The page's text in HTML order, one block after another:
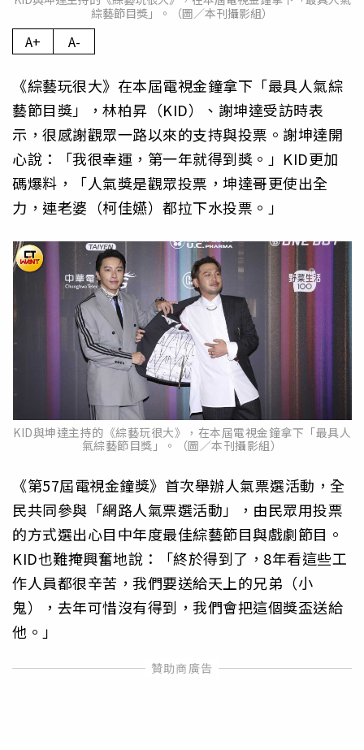
綜藝節目獎」。（圖／本刊攝影組）
A+ A-
《綜藝玩很大》在本屆電視金鐘拿下「最具人氣綜
藝節目獎」，林柏昇（KID）、謝坤達受訪時表
示，很感謝觀眾一路以來的支持與投票。謝坤達開
心說：「我很幸運，第一年就得到獎。」KID更加
碼爆料，「人氣獎是觀眾投票，坤達哥更使出全
力，連老婆（柯佳嬿）都拉下水投票。」
KID與坤達主持的《綜藝玩很大》，在本屆電視金鐘拿下「最具人
氣綜藝節目獎」。（圖／本刊攝影組）
《第57屆電視金鐘獎》首次舉辦人氣票選活動，全
民共同參與「網路人氣票選活動」，由民眾用投票
的方式選出心目中年度最佳綜藝節目與戲劇節目。
KID也難掩興奮地說：「終於得到了，8年看這些工
作人員都很辛苦，我們要送給天上的兄弟（小
鬼），去年可惜沒有得到，我們會把這個獎盃送給
他。」